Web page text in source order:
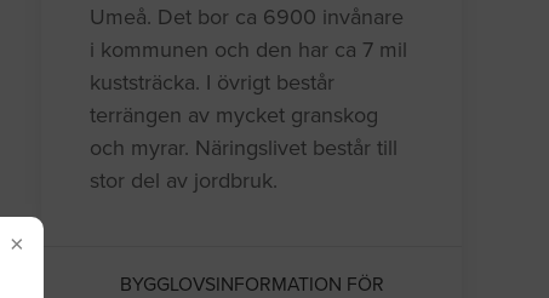
×
Umeå. Det bor ca 6900 invånare
i kommunen och den har ca 7 mil
kuststräcka. I övrigt består
terrängen av mycket granskog
och myrar. Näringslivet består till
stor del av jordbruk.
BYGGLOVSINFORMATION FÖR